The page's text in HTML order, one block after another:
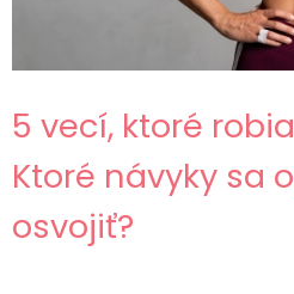
5 vecí, ktoré
Ktoré návyky sa
osvojiť?